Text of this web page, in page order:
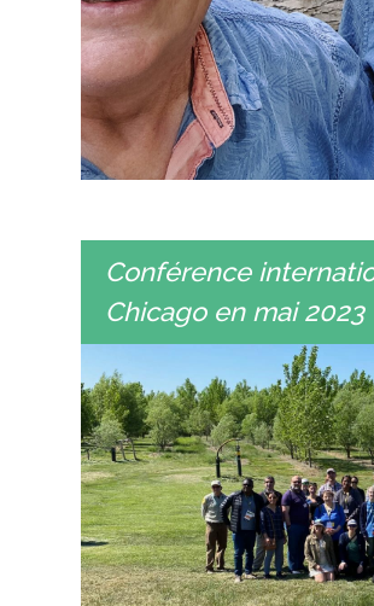
Conférence
Chicago en mai 2023